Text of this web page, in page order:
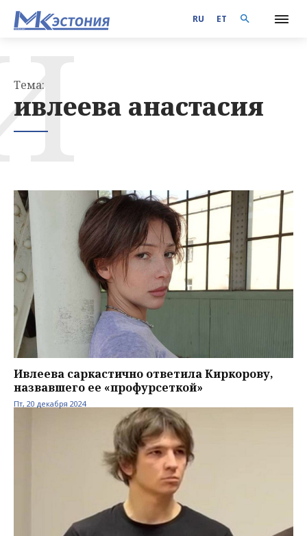
RU ET
Тема:
ивлеева анастасия
Ивлеева саркастично ответила Киркорову,
назвавшего ее «профурсеткой»
Пт, 20 декабря 2024